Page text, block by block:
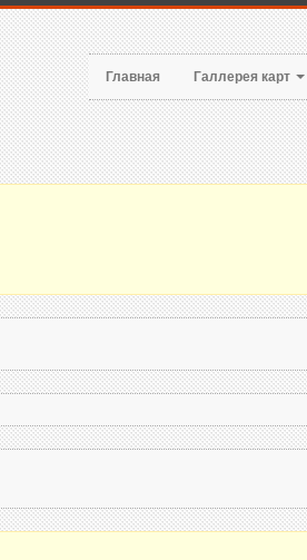
Главная Галлерея карт